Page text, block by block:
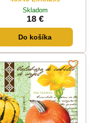
Skladom
18 €
Do košíka